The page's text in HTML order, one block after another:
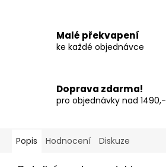
Malé překvapení
ke každé objednávce
Doprava zdarma!
pro objednávky nad 1490,-
Popis Hodnocení Diskuze